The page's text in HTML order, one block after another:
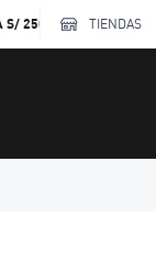
S/ 250 TIENDAS